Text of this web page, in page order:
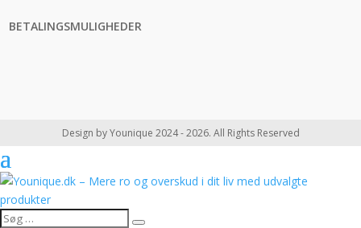
BETALINGSMULIGHEDER
Design by Younique 2024 - 2026. All Rights Reserved